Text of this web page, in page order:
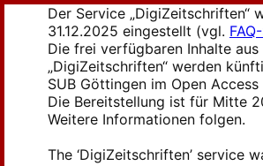
Der Service „DigiZeitschriften“
31.12.2025 eingestellt (vgl.
Die frei verfügbaren Inhalte aus
„DigiZeitschriften“ werden
SUB Göttingen im Open
Die Bereitstellung ist für Mitte
Weitere Informationen folgen.
The ‘DigiZeitschriften’ service